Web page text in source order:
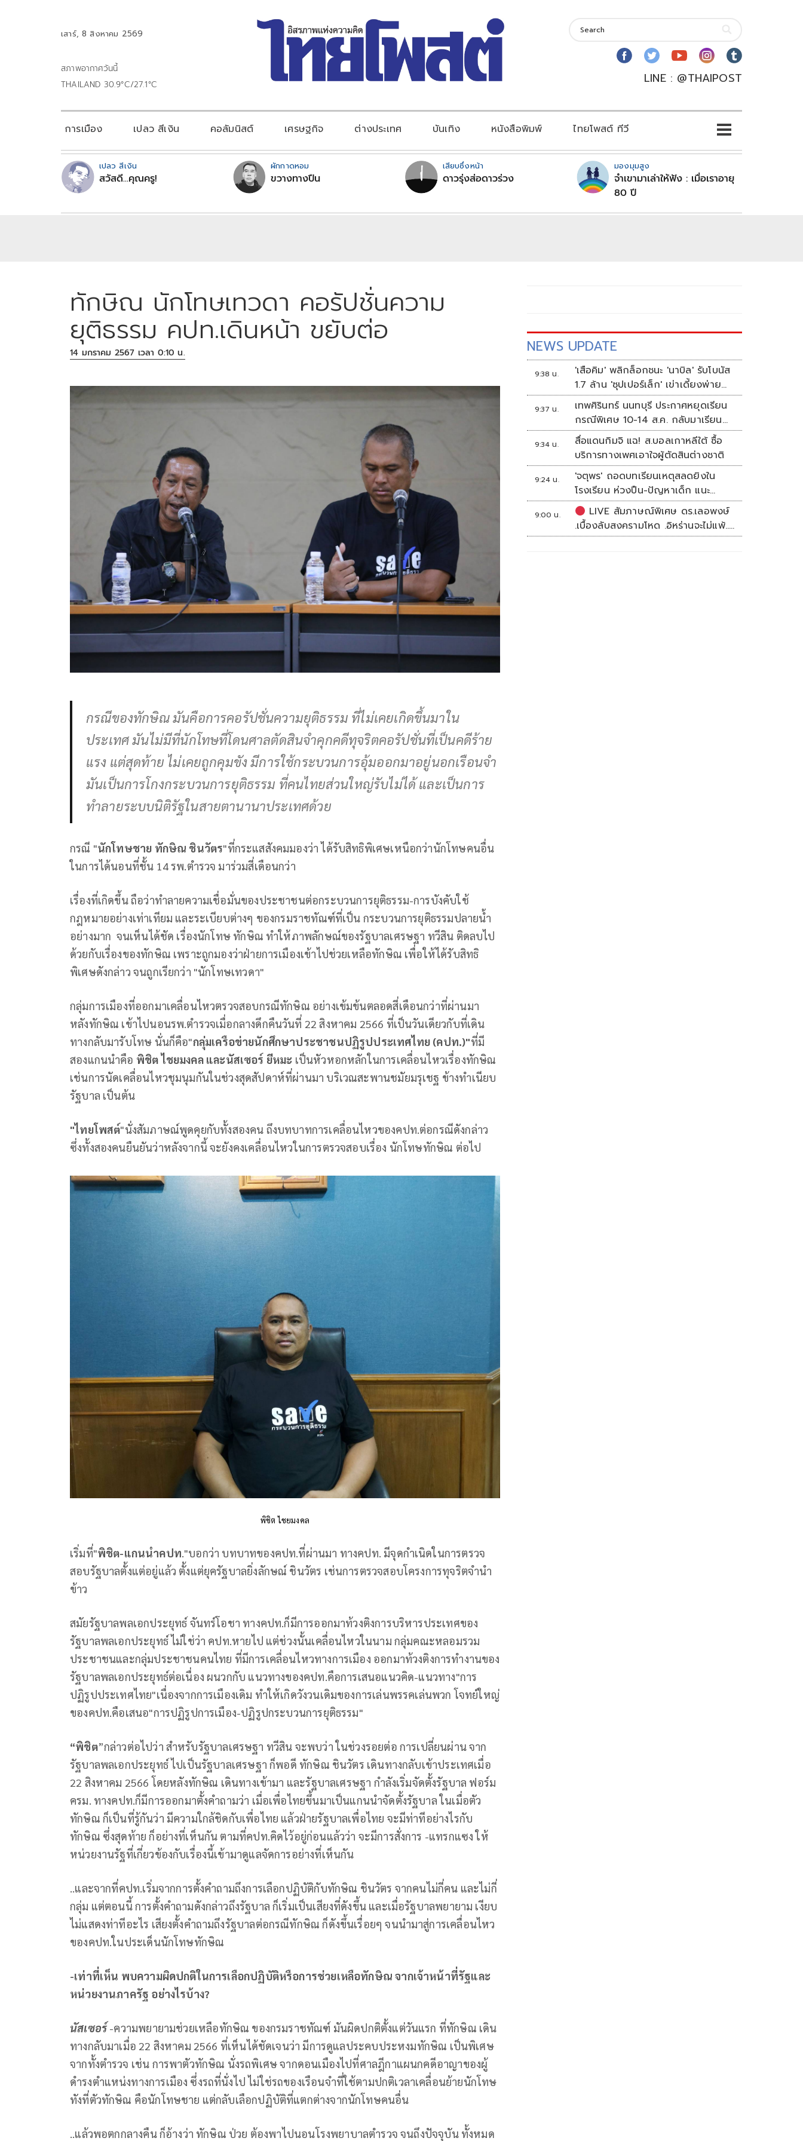
เสาร์, 8 สิงหาคม 2569
สภาพอากาศวันนี้
THAILAND 30.9°C/27.1°C
LINE : @THAIPOST
การเมือง เปลว สีเงิน คอลัมนิสต์ เศรษฐกิจ ต่างประเทศ บันเทิง หนังสือพิมพ์ ไทยโพสต์ ทีวี
เปลว สีเงิน
สวัสดี...คุณครู!
ผักกาดหอม
ขวางทางปืน
เสียบซึ่งหน้า
ดาวรุ่งส่อดาวร่วง
มองมุมสูง
จำเขามาเล่าให้ฟัง : เมื่อเราอายุ
80 ปี
ทักษิณ นักโทษเทวดา คอรัปชั่นความ
ยุติธรรม คปท.เดินหน้า ขยับต่อ
14 มกราคม 2567 เวลา 0:10 น.
กรณีของทักษิณ มันคือการคอรัปชั่นความยุติธรรม ที่ไม่เคยเกิดขึ้นมาใน
ประเทศ มันไม่มีที่นักโทษที่โดนศาลตัดสินจำคุกคดีทุจริตคอรัปชั่นที่เป็นคดีร้าย
แรง แต่สุดท้าย ไม่เคยถูกคุมขัง มีการใช้กระบวนการอุ้มออกมาอยู่นอกเรือนจำ
มันเป็นการโกงกระบวนการยุติธรรม ที่คนไทยส่วนใหญ่รับไม่ได้ และเป็นการ
ทำลายระบบนิติรัฐในสายตานานาประเทศด้วย
กรณี "นักโทษชาย ทักษิณ ชินวัตร"ที่กระแสสังคมมองว่า ได้รับสิทธิพิเศษเหนือกว่านักโทษคนอื่น
ในการได้นอนที่ชั้น 14 รพ.ตำรวจ มาร่วมสี่เดือนกว่า
เรื่องที่เกิดขึ้น ถือว่าทำลายความเชื่อมั่นของประชาชนต่อกระบวนการยุติธรรม-การบังคับใช้
กฎหมายอย่างเท่าเทียม และระเบียบต่างๆ ของกรมราชทัณฑ์ที่เป็น กระบวนการยุติธรรมปลายน้ำ
อย่างมาก จนเห็นได้ชัด เรื่องนักโทษ ทักษิณ ทำให้ภาพลักษณ์ของรัฐบาลเศรษฐา ทวีสิน ติดลบไป
ด้วยกับเรื่องของทักษิณ เพราะถูกมองว่าฝ่ายการเมืองเข้าไปช่วยเหลือทักษิณ เพื่อให้ได้รับสิทธิ
พิเศษดังกล่าว จนถูกเรียกว่า "นักโทษเทวดา"
กลุ่มการเมืองที่ออกมาเคลื่อนไหวตรวจสอบกรณีทักษิณ อย่างเข้มข้นตลอดสี่เดือนกว่าที่ผ่านมา
หลังทักษิณ เข้าไปนอนรพ.ตำรวจเมื่อกลางดึกคืนวันที่ 22 สิงหาคม 2566 ที่เป็นวันเดียวกับที่เดิน
ทางกลับมารับโทษ นั่นก็คือ"กลุ่มเครือข่ายนักศึกษาประชาชนปฏิรูปประเทศไทย (คปท.)"ที่มี
สองแกนนำคือ พิชิต ไชยมงคล และนัสเซอร์ ยีหมะ เป็นหัวหอกหลักในการเคลื่อนไหวเรื่องทักษิณ
เช่นการนัดเคลื่อนไหวชุมนุมกันในช่วงสุดสัปดาห์ที่ผ่านมา บริเวณสะพานชมัยมรุเชฐ ข้างทำเนียบ
รัฐบาล เป็นต้น
"ไทยโพสต์"นั่งสัมภาษณ์พูดคุยกับทั้งสองคน ถึงบทบาทการเคลื่อนไหวของคปท.ต่อกรณีดังกล่าว
ซึ่งทั้งสองคนยืนยันว่าหลังจากนี้ จะยังคงเคลื่อนไหวในการตรวจสอบเรื่อง นักโทษทักษิณ ต่อไป
พิชิต ไชยมงคล
เริ่มที่"พิชิต-แกนนำคปท."บอกว่า บทบาทของคปท.ที่ผ่านมา ทางคปท. มีจุดกำเนิดในการตรวจ
สอบรัฐบาลตั้งแต่อยู่แล้ว ตั้งแต่ยุครัฐบาลยิ่งลักษณ์ ชินวัตร เช่นการตรวจสอบโครงการทุจริตจำนำ
ข้าว
สมัยรัฐบาลพลเอกประยุทธ์ จันทร์โอชา ทางคปท.ก็มีการออกมาท้วงติงการบริหารประเทศของ
รัฐบาลพลเอกประยุทธ์ ไม่ใช่ว่า คปท.หายไป แต่ช่วงนั้นเคลื่อนไหวในนาม กลุ่มคณะหลอมรวม
ประชาชนและกลุ่มประชาชนคนไทย ที่มีการเคลื่อนไหวทางการเมือง ออกมาท้วงติงการทำงานของ
รัฐบาลพลเอกประยุทธ์ต่อเนื่อง ผนวกกับ แนวทางของคปท.คือการเสนอแนวคิด-แนวทาง"การ
ปฏิรูปประเทศไทย"เนื่องจากการเมืองเดิม ทำให้เกิดวังวนเดิมของการเล่นพรรคเล่นพวก โจทย์ใหญ่
ของคปท.คือเสนอ"การปฏิรูปการเมือง-ปฏิรูปกระบวนการยุติธรรม"
“พิชิต”กล่าวต่อไปว่า สำหรับรัฐบาลเศรษฐา ทวีสิน จะพบว่า ในช่วงรอยต่อ การเปลี่ยนผ่าน จาก
รัฐบาลพลเอกประยุทธ์ ไปเป็นรัฐบาลเศรษฐา ก็พอดี ทักษิณ ชินวัตร เดินทางกลับเข้าประเทศเมื่อ
22 สิงหาคม 2566 โดยหลังทักษิณ เดินทางเข้ามา และรัฐบาลเศรษฐา กำลังเริ่มจัดตั้งรัฐบาล ฟอร์ม
ครม. ทางคปท.ก็มีการออกมาตั้งคำถามว่า เมื่อเพื่อไทยขึ้นมาเป็นแกนนำจัดตั้งรัฐบาล ในเมื่อตัว
ทักษิณ ก็เป็นที่รู้กันว่า มีความใกล้ชิดกับเพื่อไทย แล้วฝ่ายรัฐบาลเพื่อไทย จะมีท่าทีอย่างไรกับ
ทักษิณ ซึ่งสุดท้าย ก็อย่างที่เห็นกัน ตามที่คปท.คิดไว้อยู่ก่อนแล้วว่า จะมีการสั่งการ -แทรกแซง ให้
หน่วยงานรัฐที่เกี่ยวข้องกับเรื่องนี้เข้ามาดูแลจัดการอย่างที่เห็นกัน
..และจากที่คปท.เริ่มจากการตั้งคำถามถึงการเลือกปฏิบัติกับทักษิณ ชินวัตร จากคนไม่กี่คน และไม่กี่
กลุ่ม แต่ตอนนี้ การตั้งคำถามดังกล่าวถึงรัฐบาล ก็เริ่มเป็นเสียงที่ดังขึ้น และเมื่อรัฐบาลพยายาม เงียบ
ไม่แสดงท่าทีอะไร เสียงตั้งคำถามถึงรัฐบาลต่อกรณีทักษิณ ก็ดังขึ้นเรื่อยๆ จนนำมาสู่การเคลื่อนไหว
ของคปท.ในประเด็นนักโทษทักษิณ
-เท่าที่เห็น พบความผิดปกติในการเลือกปฏิบัติหรือการช่วยเหลือทักษิณ จากเจ้าหน้าที่รัฐและ
หน่วยงานภาครัฐ อย่างไรบ้าง?
นัสเซอร์-ความพยายามช่วยเหลือทักษิณ ของกรมราชทัณฑ์ มันผิดปกติตั้งแต่วันแรก ที่ทักษิณ เดิน
ทางกลับมาเมื่อ 22 สิงหาคม 2566 ที่เห็นได้ชัดเจนว่า มีการดูแลประคบประหงมทักษิณ เป็นพิเศษ
จากทั้งตำรวจ เช่น การพาตัวทักษิณ นั่งรถพิเศษ จากดอนเมืองไปที่ศาลฎีกาแผนกคดีอาญาของผู้
ดำรงตำแหน่งทางการเมือง ซึ่งรถที่นั่งไป ไม่ใช่รถของเรือนจำที่ใช้ตามปกติเวลาเคลื่อนย้ายนักโทษ
ทังที่ตัวทักษิณ คือนักโทษชาย แต่กลับเลือกปฏิบัติที่แตกต่างจากนักโทษคนอื่น
..แล้วพอตกกลางคืน ก็อ้างว่า ทักษิณ ป่วย ต้องพาไปนอนโรงพยาบาลตำรวจ จนถึงปัจจุบัน ทั้งหมด
NEWS UPDATE
9:38 น.
'เสือคิม' พลิกล็อกชนะ 'นาบิล' รับโบนัส
1.7 ล้าน 'ซุปเปอร์เล็ก' เข่าเดี้ยงพ่าย
TKO
9:37 น.
เทพศิรินทร์ นนทบุรี ประกาศหยุดเรียน
กรณีพิเศษ 10-14 ส.ค. กลับมาเรียน
17 ส.ค.
9:34 น.
สื่อแดนกิมจิ แฉ! ส.บอลเกาหลีใต้ ซื้อ
บริการทางเพศเอาใจผู้ตัดสินต่างชาติ
9:24 น.
'จตุพร' ถอดบทเรียนเหตุสลดยิงใน
โรงเรียน ห่วงปืน-ปัญหาเด็ก แนะ
ศธ.เร่งอุดช่องโหว่
9:00 น.
LIVE สัมภาษณ์พิเศษ ดร.เลอพงษ์
.เบื้องลับสงครามโหด .อิหร่านจะไม่แพ้..
.ระเบียบโลกใหม่ในตะวันออกกลาง…. |